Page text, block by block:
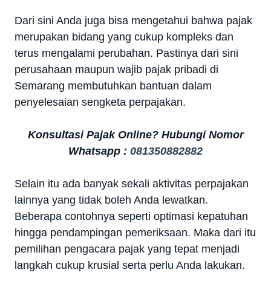
Dari sini Anda juga bisa mengetahui bahwa pajak
merupakan bidang yang cukup kompleks dan
terus mengalami perubahan. Pastinya dari sini
perusahaan maupun wajib pajak pribadi di
Semarang membutuhkan bantuan dalam
penyelesaian sengketa perpajakan.
Konsultasi Pajak Online? Hubungi Nomor
Whatsapp : 081350882882
Selain itu ada banyak sekali aktivitas perpajakan
lainnya yang tidak boleh Anda lewatkan.
Beberapa contohnya seperti optimasi kepatuhan
hingga pendampingan pemeriksaan. Maka dari itu
pemilihan pengacara pajak yang tepat menjadi
langkah cukup krusial serta perlu Anda lakukan.